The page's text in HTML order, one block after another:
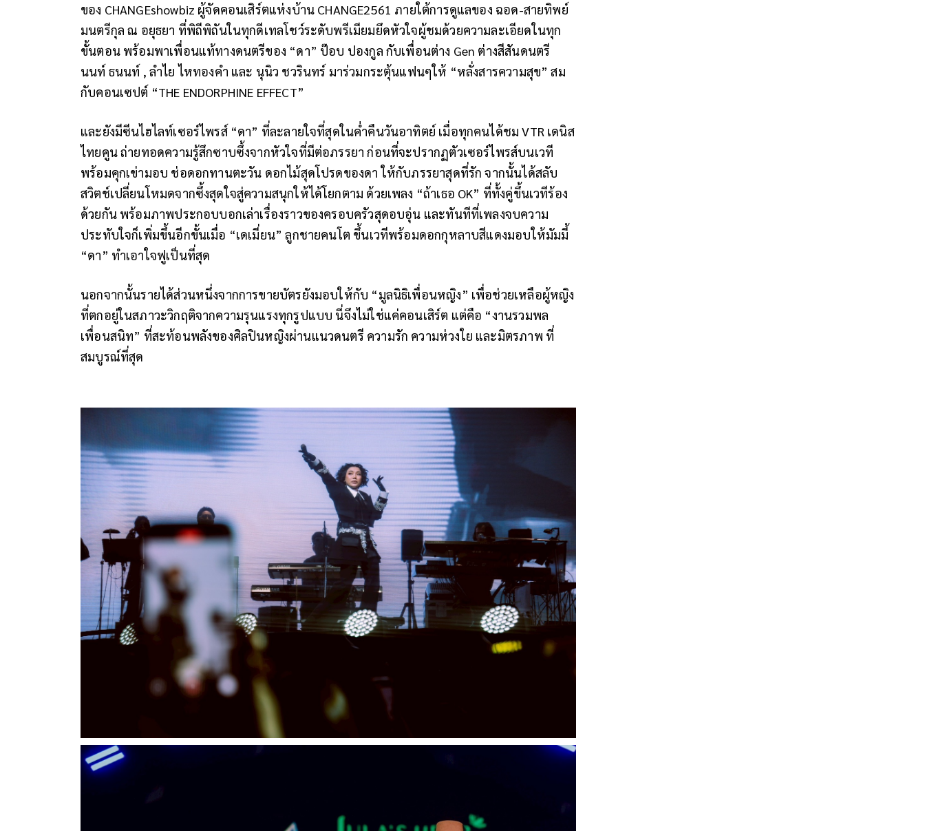
ของ CHANGEshowbiz ผู้จัดคอนเสิร์ตแห่งบ้าน CHANGE2561 ภายใต้การดูแลของ ฉอด-สายทิพย์
มนตรีกุล ณ อยุธยา ที่พิถีพิถันในทุกดีเทลโชว์ระดับพรีเมียมยึดหัวใจผู้ชมด้วยความละเอียดในทุก
ขั้นตอน พร้อมพาเพื่อนแท้ทางดนตรีของ “ดา” ป๊อบ ปองกูล กับเพื่อนต่าง Gen ต่างสีสันดนตรี
นนท์ ธนนท์ , ลำไย ไหทองคำ และ นุนิว ชวรินทร์ มาร่วมกระตุ้นแฟนๆให้ “หลั่งสารความสุข” สม
กับคอนเซปต์ “THE ENDORPHINE EFFECT”
และยังมีซีนไฮไลท์เซอร์ไพรส์ “ดา” ที่ละลายใจที่สุดในค่ำคืนวันอาทิตย์ เมื่อทุกคนได้ชม VTR เดนิส
ไทยคูน ถ่ายทอดความรู้สึกซาบซึ้งจากหัวใจที่มีต่อภรรยา ก่อนที่จะปรากฏตัวเซอร์ไพรส์บนเวที
พร้อมคุกเข่ามอบ ช่อดอกทานตะวัน ดอกไม้สุดโปรดของดา ให้กับภรรยาสุดที่รัก จากนั้นได้สลับ
สวิตช์เปลี่ยนโหมดจากซึ้งสุดใจสู่ความสนุกให้ได้โยกตาม ด้วยเพลง “ถ้าเธอ OK” ที่ทั้งคู่ขึ้นเวทีร้อง
ด้วยกัน พร้อมภาพประกอบบอกเล่าเรื่องราวของครอบครัวสุดอบอุ่น และทันทีที่เพลงจบความ
ประทับใจก็เพิ่มขึ้นอีกขั้นเมื่อ “เดเมี่ยน” ลูกชายคนโต ขึ้นเวทีพร้อมดอกกุหลาบสีแดงมอบให้มัมมี้
“ดา” ทำเอาใจฟูเป็นที่สุด
นอกจากนั้นรายได้ส่วนหนึ่งจากการขายบัตรยังมอบให้กับ “มูลนิธิเพื่อนหญิง” เพื่อช่วยเหลือผู้หญิง
ที่ตกอยู่ในสภาวะวิกฤติจากความรุนแรงทุกรูปแบบ นี่จึงไม่ใช่แค่คอนเสิร์ต แต่คือ “งานรวมพล
เพื่อนสนิท” ที่สะท้อนพลังของศิลปินหญิงผ่านแนวดนตรี ความรัก ความห่วงใย และมิตรภาพ ที่
สมบูรณ์ที่สุด